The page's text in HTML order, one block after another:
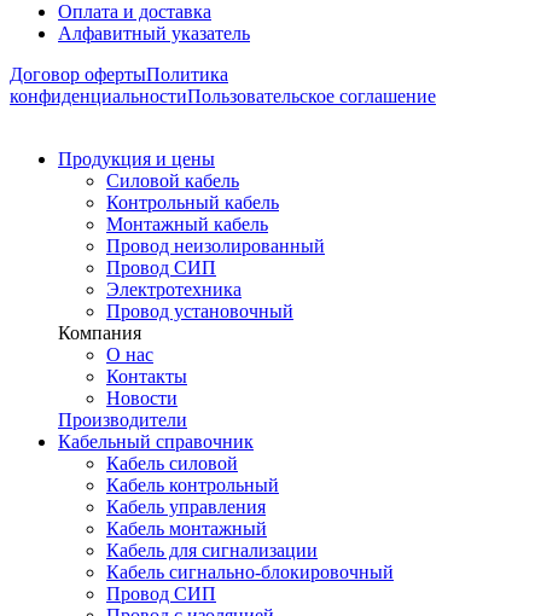
Оплата и доставка
Алфавитный указатель
Договор офертыПолитика
конфиденциальностиПользовательское соглашение
Продукция и цены
Силовой кабель
Контрольный кабель
Монтажный кабель
Провод неизолированный
Провод СИП
Электротехника
Провод установочный
Компания
О нас
Контакты
Новости
Производители
Кабельный справочник
Кабель силовой
Кабель контрольный
Кабель управления
Кабель монтажный
Кабель для сигнализации
Кабель сигнально-блокировочный
Провод СИП